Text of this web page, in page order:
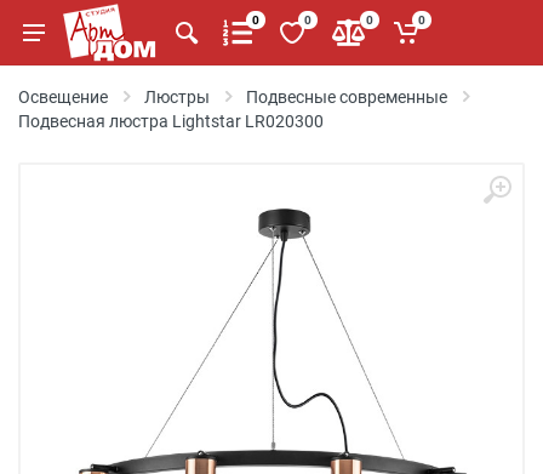
0 0 0 0
Освещение Люстры
Подвесные современные
Подвесная люстра Lightstar LR020300